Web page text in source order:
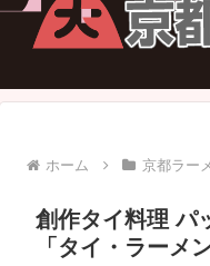
ホーム 京都ラー
創作タイ料理 パ
「タイ・ラーメ